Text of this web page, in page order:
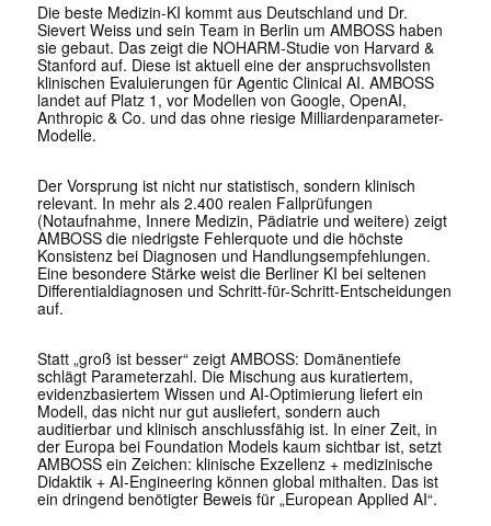
Die beste Medizin-KI kommt aus Deutschland und Dr.
Sievert Weiss und sein Team in Berlin um AMBOSS haben
sie gebaut. Das zeigt die NOHARM-Studie von Harvard &
Stanford auf. Diese ist aktuell eine der anspruchsvollsten
klinischen Evaluierungen für Agentic Clinical AI. AMBOSS
landet auf Platz 1, vor Modellen von Google, OpenAI,
Anthropic & Co. und das ohne riesige Milliardenparameter-
Modelle.
Der Vorsprung ist nicht nur statistisch, sondern klinisch
relevant. In mehr als 2.400 realen Fallprüfungen
(Notaufnahme, Innere Medizin, Pädiatrie und weitere) zeigt
AMBOSS die niedrigste Fehlerquote und die höchste
Konsistenz bei Diagnosen und Handlungsempfehlungen.
Eine besondere Stärke weist die Berliner KI bei seltenen
Differentialdiagnosen und Schritt-für-Schritt-Entscheidungen
auf.
Statt „groß ist besser“ zeigt AMBOSS: Domänentiefe
schlägt Parameterzahl. Die Mischung aus kuratiertem,
evidenzbasiertem Wissen und AI-Optimierung liefert ein
Modell, das nicht nur gut ausliefert, sondern auch
auditierbar und klinisch anschlussfähig ist. In einer Zeit, in
der Europa bei Foundation Models kaum sichtbar ist, setzt
AMBOSS ein Zeichen: klinische Exzellenz + medizinische
Didaktik + AI-Engineering können global mithalten. Das ist
ein dringend benötigter Beweis für „European Applied AI“.